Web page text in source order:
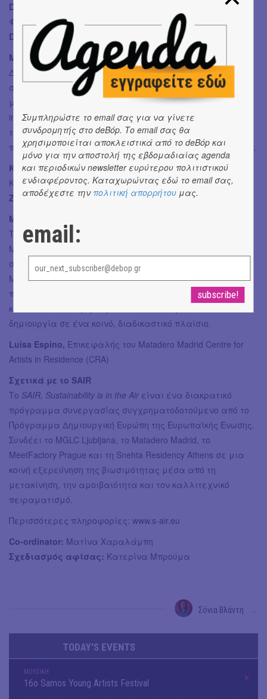
Dušan Dovč,
Συντονιστής Προγράμματος Καλλιτεχνικών
Φιλοξενιών
Dijana Lukić, Επιστημονική Συνεργάτιδα
MeetFactory, Prague www.meetfactory.cz
Διεθνές κέντρο σύγχρονης τέχνης που υποστηρίζει έργα
στους τομείς των εικαστικών τεχνών, του θεάτρου, της
μουσικής και των διεπιστημονικών πλατφορμών. Το Artist-
in-Residence Programme ενισχύει τον διάλογο μεταξύ της
τσεχικής και της διεθνούς καλλιτεχνικής σκηνής,
προωθώντας τη δημιουργία νέων έργων και συνεργασιών.
Kateřina Pencová,Επιμελήτρια Προγράμματος
Καλλιτεχνικών Φιλοξενιών
Zuzana Belasová,Οικονομική Συντονίστρια
Matadero Madrid (CRA) www.mataderomadrid.org
Το Centre for Artists in Residence (CRA) αποτελεί τμήμα του
Matadero Madrid, ενός σημαντικού δημόσιου ιδρύματος
σύγχρονης δημιουργίας που λειτουργεί υπό τον Δήμο της
Μαδρίτης. Το CRA προσφέρει ένα συνεργατικό
περιβάλλον όπου καλλιτέχνες, μουσικοί, εκπαιδευτικοί
και πολιτιστικοί φορείς αναπτύσσουν έρευνα και
δημιουργία σε ένα κοινό, διαδικαστικό πλαίσιο.
Luisa Espino, Επικεφαλής του Matadero Madrid Centre for
Artists in Residence (CRA)
Σχετικά με το SAIR
Το SAIR, Sustainability is in the Air είναι ένα διακρατικό
πρόγραμμα συνεργασίας συγχρηματοδοτούμενο από το
Πρόγραμμα Δημιουργική Ευρώπη της Ευρωπαϊκής Ένωσης.
Συνδέει το MGLC Ljubljana, το Matadero Madrid, το
MeetFactory Prague και τη Snehta Residency Athens σε μια
κοινή εξερεύνηση της βιωσιμότητας μέσα από τη
μετακίνηση, την αμοιβαιότητα και τον καλλιτεχνικό
πειραματισμό.
Περισσότερες πληροφορίες: www.s-air.eu
Co-ordinator: Ματίνα Χαραλάμπη
Σχεδιασμός αφίσας: Κατερίνα Μπρούμα
Σόνια Βλάντη
TODAY'S EVENTS
ΜΟΥΣΙΚΗ
16o Samos Young Artists Festival
Συμπληρώστε το email σας για να γίνετε
συνδρομητής στο deBόp. Το email σας θα
χρησιμοποιείται αποκλειστικά από το deBόp και
μόνο για την αποστολή της εβδομαδιαίας agenda
και περιοδικών newsletter ευρύτερου πολιτιστικού
ενδιαφέροντος. Καταχωρώντας εδώ το email σας,
αποδέχεστε την πολιτική απορρήτου μας.
email: